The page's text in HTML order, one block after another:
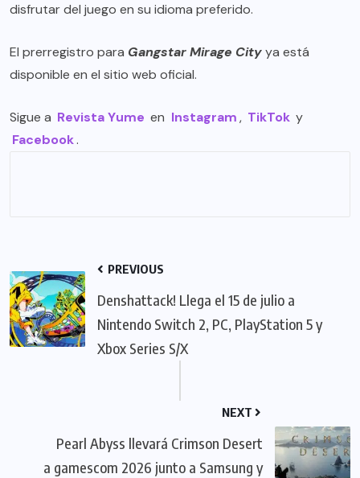
disfrutar del juego en su idioma preferido.
El prerregistro para Gangstar Mirage Cityya está
disponible en el sitio web oficial.
Sigue a Revista Yume en Instagram, TikTok y
Facebook.
PREVIOUS
Denshattack! Llega el 15 de julio a
Nintendo Switch 2, PC, PlayStation 5 y
Xbox Series S/X
NEXT
Pearl Abyss llevará Crimson Desert
a gamescom 2026 junto a Samsung y